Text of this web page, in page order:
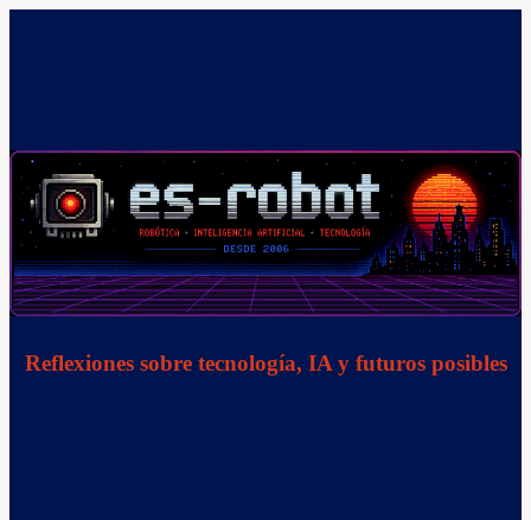
Reflexiones sobre tecnología, IA y futuros posibles